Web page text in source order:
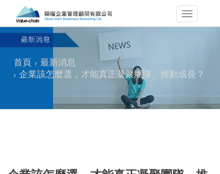
首頁
最新消息
企業該怎麼選，才能真正凝聚團隊、推動成長？